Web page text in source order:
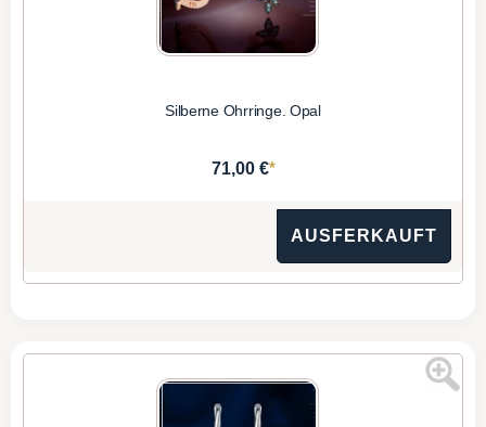
Silberne Ohrringe. Opal
71,00 €*
AUSFERKAUFT